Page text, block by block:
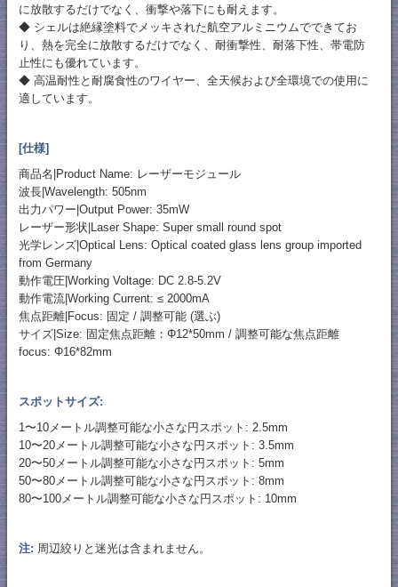
に放散するだけでなく、衝撃や落下にも耐えます。
◆ シェルは絶縁塗料でメッキされた航空アルミニウムでできてお
り、熱を完全に放散するだけでなく、耐衝撃性、耐落下性、帯電防
止性にも優れています。
◆ 高温耐性と耐腐食性のワイヤー、全天候および全環境での使用に
適しています。
[仕様]
商品名|Product Name: レーザーモジュール
波長|Wavelength: 505nm
出力パワー|Output Power: 35mW
レーザー形状|Laser Shape: Super small round spot
光学レンズ|Optical Lens: Optical coated glass lens group imported
from Germany
動作電圧|Working Voltage: DC 2.8-5.2V
動作電流|Working Current: ≤ 2000mA
焦点距離|Focus: 固定 / 調整可能 (選ぶ)
サイズ|Size: 固定焦点距離：Φ12*50mm / 調整可能な焦点距離
focus: Φ16*82mm
スポットサイズ:
1〜10メートル調整可能な小さな円スポット: 2.5mm
10〜20メートル調整可能な小さな円スポット: 3.5mm
20〜50メートル調整可能な小さな円スポット: 5mm
50〜80メートル調整可能な小さな円スポット: 8mm
80〜100メートル調整可能な小さな円スポット: 10mm
注: 周辺絞りと迷光は含まれません。